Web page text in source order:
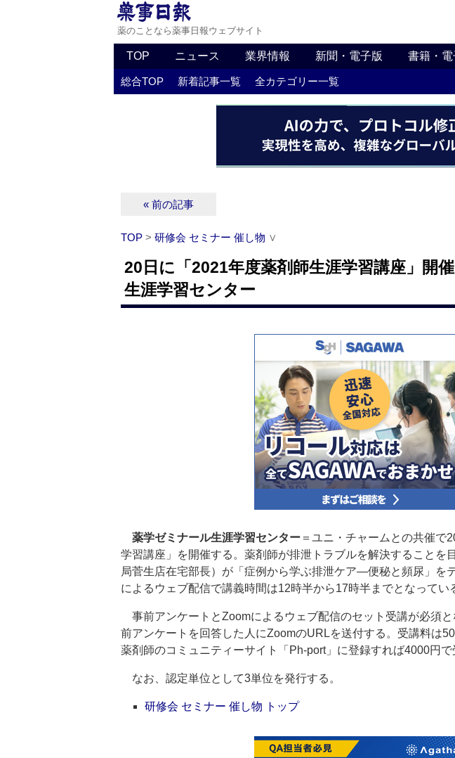
薬のことなら薬事日報ウェブサイト
TOP ニュース 業界情報 新聞・電子版 書籍・
総合TOP 新着記事一覧 全カテゴリー一覧
« 前の記事
TOP > 研修会 セミナー 催し物 ∨
20日に「2021年度薬剤師生涯学習講座」開
生涯学習センター
薬学ゼミナール生涯学習センター ＝ユニ・チャームとの共催で
学習講座」を開催する。薬剤師が排泄トラブルを解決することを
局菅生店在宅部長）が「症例から学ぶ排泄ケア―便秘と頻尿」を
によるウェブ配信で講義時間は12時半から17時半までとなってい
事前アンケートとZoomによるウェブ配信のセット受講が必須
前アンケートを回答した人にZoomのURLを送付する。受講料は
薬剤師のコミュニティーサイト「Ph-port」に登録すれば4000円で
なお、認定単位として3単位を発行する。
研修会 セミナー 催し物 トップ